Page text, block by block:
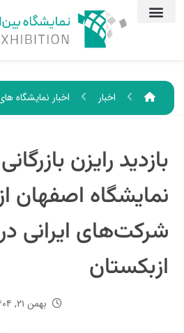
اخبار اخبار نمایشگاه
بازدید رایزن
نمایشگاه اصفهان
شرکت‌های ایرانی
ازبکستان
بهمن ۲۱, ۱۴۰۴